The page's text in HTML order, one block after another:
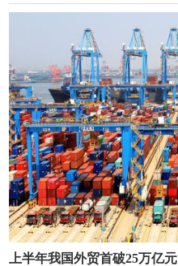
上半年我国外贸首破25万亿元